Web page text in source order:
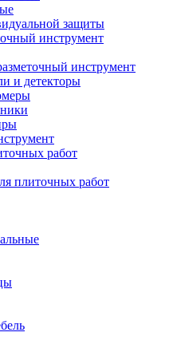
защиты
инструмент
инструмент
и детекторы
работ
плиточных работ